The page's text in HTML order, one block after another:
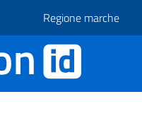
Regione marche